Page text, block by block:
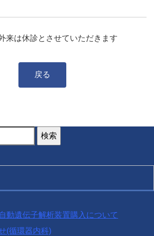
来は休診とさせていただきます
戻る
動遺伝子解析装置購入について
(循環器内科)